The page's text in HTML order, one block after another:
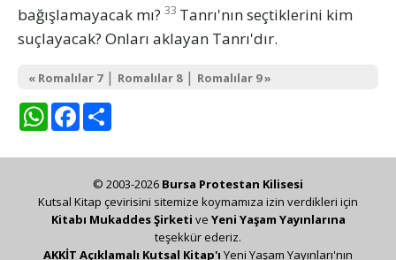
bağışlamayacak mı? 33 Tanrı'nın seçtiklerini kim
suçlayacak? Onları aklayan Tanrı'dır.
« Romalılar 7| Romalılar 8| Romalılar 9 »
WhatsAppFacebook
© 2003-2026 Bursa Protestan Kilisesi
Kutsal Kitap çevirisini sitemize koymamıza izin verdikleri için
Kitabı Mukaddes Şirketi ve Yeni Yaşam Yayınlarına
teşekkür ederiz.
AKKİT Açıklamalı Kutsal Kitap'ı Yeni Yaşam Yayınları'nın